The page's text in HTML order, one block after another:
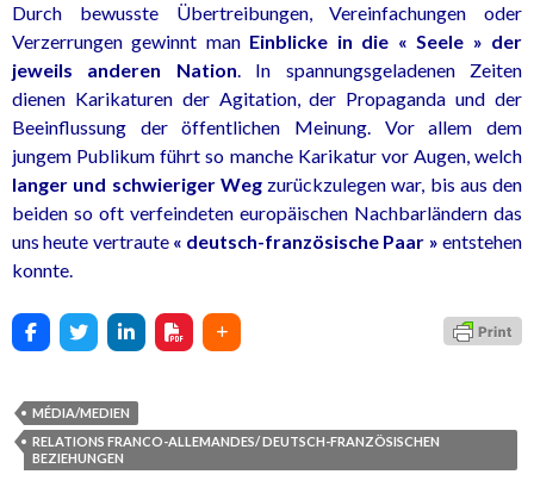
Durch bewusste Übertreibungen, Vereinfachungen oder
Verzerrungen gewinnt man Einblicke in die « Seele » der
jeweils anderen Nation. In spannungsgeladenen Zeiten
dienen Karikaturen der Agitation, der Propaganda und der
Beeinflussung der öffentlichen Meinung. Vor allem dem
jungem Publikum führt so manche Karikatur vor Augen, welch
langer und schwieriger Wegzurückzulegen war, bis aus den
beiden so oft verfeindeten europäischen Nachbarländern das
uns heute vertraute « deutsch-französische Paar » entstehen
konnte.
MÉDIA/MEDIEN
RELATIONS FRANCO-ALLEMANDES/ DEUTSCH-FRANZÖSISCHEN
BEZIEHUNGEN